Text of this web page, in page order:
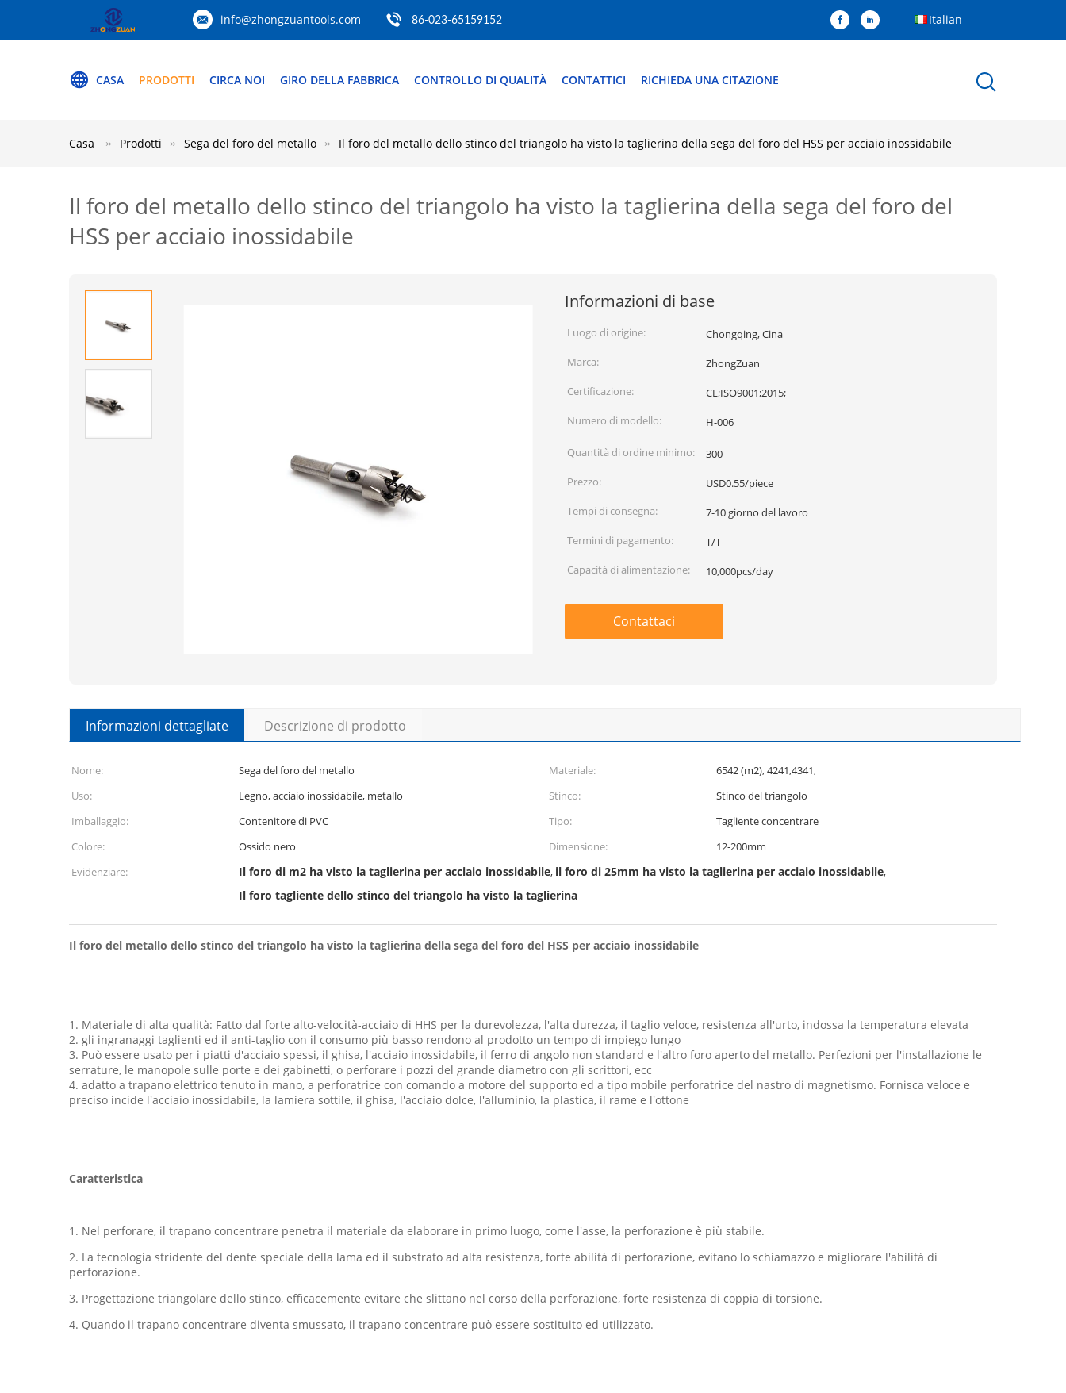
info@zhongzuantools.com 86-023-65159152 Italian
CASA PRODOTTI CIRCA NOI GIRO DELLA FABBRICA CONTROLLO DI QUALITÀ CONTATTICI RICHIEDA UNA CITAZIONE
Casa Prodotti Sega del foro del metallo Il foro del metallo dello stinco del triangolo ha visto la taglierina della sega del foro del HSS per acciaio inossidabile
Il foro del metallo dello stinco del triangolo ha visto la taglierina della sega del foro del
HSS per acciaio inossidabile
Informazioni di base
Luogo di origine:
Chongqing, Cina
Marca:
ZhongZuan
Certificazione:
CE;ISO9001;2015;
Numero di modello:
H-006
Quantità di ordine minimo:
300
Prezzo:
USD0.55/piece
Tempi di consegna:
7-10 giorno del lavoro
Termini di pagamento:
T/T
Capacità di alimentazione:
10,000pcs/day
Contattaci
Informazioni dettagliate Descrizione di prodotto
Nome: Sega del foro del metallo Materiale:
6542 (m2), 4241,4341,
Uso:
Legno, acciaio inossidabile, metallo Stinco:
Stinco del triangolo
Imballaggio:
Contenitore di PVC Tipo:
Tagliente concentrare
Colore:
Ossido nero Dimensione:
12-200mm
Evidenziare:
Il foro di m2 ha visto la taglierina per acciaio inossidabile, il foro di 25mm ha visto la taglierina per acciaio inossidabile,
Il foro tagliente dello stinco del triangolo ha visto la taglierina
Il foro del metallo dello stinco del triangolo ha visto la taglierina della sega del foro del HSS per acciaio inossidabile
1. Materiale di alta qualità: Fatto dal forte alto-velocità-acciaio di HHS per la durevolezza, l'alta durezza, il taglio veloce, resistenza all'urto, indossa la temperatura elevata
2. gli ingranaggi taglienti ed il anti-taglio con il consumo più basso rendono al prodotto un tempo di impiego lungo
3. Può essere usato per i piatti d'acciaio spessi, il ghisa, l'acciaio inossidabile, il ferro di angolo non standard e l'altro foro aperto del metallo. Perfezioni per l'installazione le
serrature, le manopole sulle porte e dei gabinetti, o perforare i pozzi del grande diametro con gli scrittori, ecc
4. adatto a trapano elettrico tenuto in mano, a perforatrice con comando a motore del supporto ed a tipo mobile perforatrice del nastro di magnetismo. Fornisca veloce e
preciso incide l'acciaio inossidabile, la lamiera sottile, il ghisa, l'acciaio dolce, l'alluminio, la plastica, il rame e l'ottone
Caratteristica
1. Nel perforare, il trapano concentrare penetra il materiale da elaborare in primo luogo, come l'asse, la perforazione è più stabile.
2. La tecnologia stridente del dente speciale della lama ed il substrato ad alta resistenza, forte abilità di perforazione, evitano lo schiamazzo e migliorare l'abilità di
perforazione.
3. Progettazione triangolare dello stinco, efficacemente evitare che slittano nel corso della perforazione, forte resistenza di coppia di torsione.
4. Quando il trapano concentrare diventa smussato, il trapano concentrare può essere sostituito ed utilizzato.